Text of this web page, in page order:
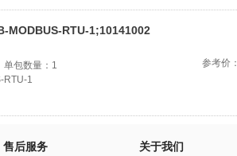
参考价：
MODBUS-RTU-1;10141002
单包数量： 1
RTU-1
售后服务 关于我们